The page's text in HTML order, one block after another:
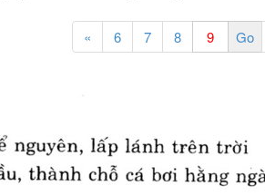
« 6 7 8